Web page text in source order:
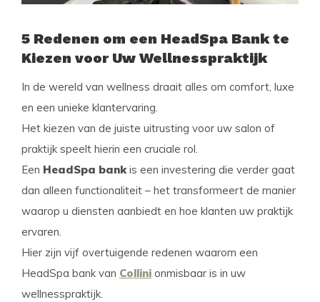
5 Redenen om een HeadSpa Bank te
Kiezen voor Uw Wellnesspraktijk
In de wereld van wellness draait alles om comfort, luxe
en een unieke klantervaring.
Het kiezen van de juiste uitrusting voor uw salon of
praktijk speelt hierin een cruciale rol.
Een HeadSpa bankis een investering die verder gaat
dan alleen functionaliteit – het transformeert de manier
waarop u diensten aanbiedt en hoe klanten uw praktijk
ervaren.
Hier zijn vijf overtuigende redenen waarom een
HeadSpa bank van Collini onmisbaar is in uw
wellnesspraktijk.